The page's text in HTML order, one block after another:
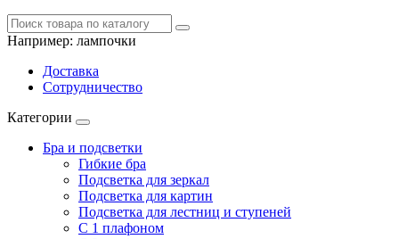
Например: лампочки
Доставка
Сотрудничество
Категории
Бра и подсветки
Гибкие бра
Подсветка для зеркал
Подсветка для картин
Подсветка для лестниц и ступеней
С 1 плафоном